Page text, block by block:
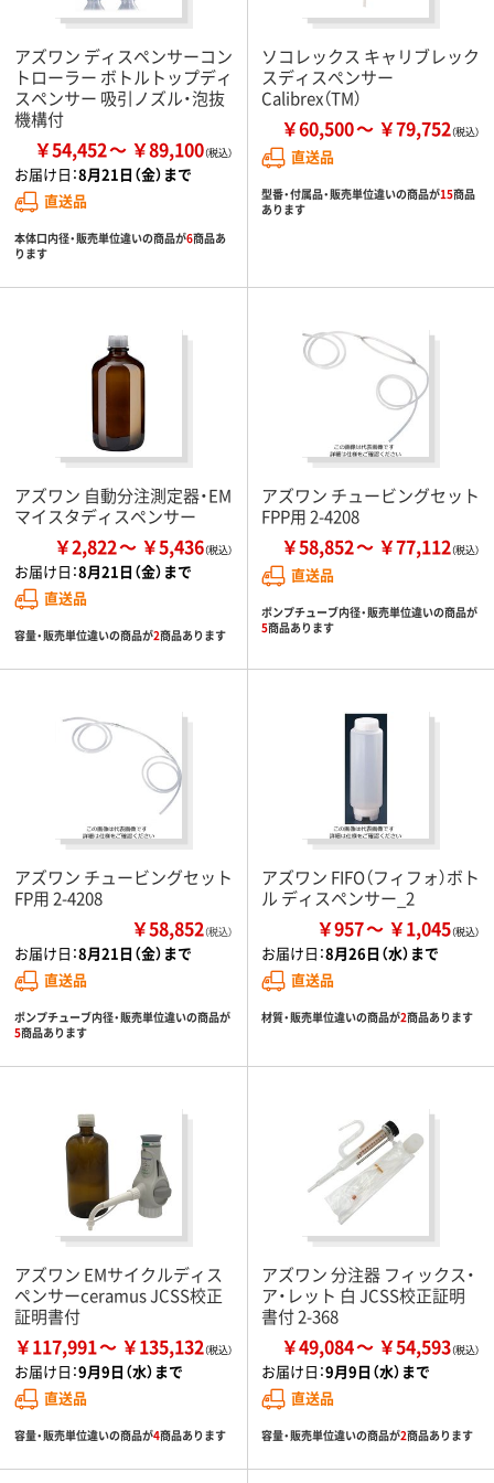
アズワン ディスペンサーコン
トローラー ボトルトップディ
スペンサー 吸引ノズル・泡抜
機構付
￥54,452 ￥89,100
お届け日：8月21日（金）まで
直送品
本体口内径・販売単位違いの商品が6商品あ
ります
ソコレックス キャリブレック
スディスぺンサー
Calibrex（TM）
￥60,500 ￥79,752
直送品
型番・付属品・販売単位違いの商品が15商品
あります
アズワン 自動分注測定器・EM
マイスタディスペンサー
￥2,822 ￥5,436
お届け日：8月21日（金）まで
直送品
容量・販売単位違いの商品が2商品あります
アズワン チュービングセット
FPP用 2-4208
￥58,852 ￥77,112
直送品
ポンプチューブ内径・販売単位違いの商品が
5商品あります
アズワン チュービングセット
FP用 2-4208
￥58,852（税込）
お届け日：8月21日（金）まで
直送品
ポンプチューブ内径・販売単位違いの商品が
5商品あります
アズワン FIFO（フィフォ）ボト
ル ディスペンサー_2
￥957 ￥1,045
お届け日：8月26日（水）まで
直送品
材質・販売単位違いの商品が2商品あります
アズワン EMサイクルディス
ペンサーceramus JCSS校正
証明書付
￥117,991 ￥135,132
お届け日：9月9日（水）まで
直送品
容量・販売単位違いの商品が4商品あります
アズワン 分注器 フィックス・
ア・レット 白 JCSS校正証明
書付 2-368
￥49,084 ￥54,593
お届け日：9月9日（水）まで
直送品
容量・販売単位違いの商品が2商品あります